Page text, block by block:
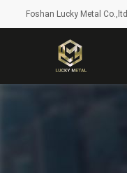
Foshan Lucky Metal Co.,ltd